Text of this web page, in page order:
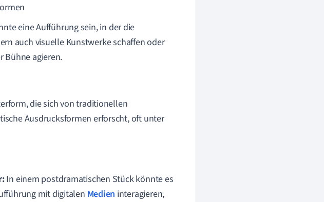
eine Aufführung sein, in der die
auch visuelle Kunstwerke schaffen oder
Bühne agieren.
die sich von traditionellen
Ausdrucksformen erforscht, oft unter
In einem postdramatischen Stück könnte es
mit digitalen Medien interagieren,